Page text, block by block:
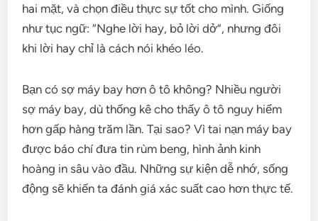
hai mặt, và chọn điều thực sự tốt cho mình. Giống
như tục ngữ: “Nghe lời hay, bỏ lời dở”, nhưng đôi
khi lời hay chỉ là cách nói khéo léo.
Bạn có sợ máy bay hơn ô tô không? Nhiều người
sợ máy bay, dù thống kê cho thấy ô tô nguy hiểm
hơn gấp hàng trăm lần. Tại sao? Vì tai nạn máy bay
được báo chí đưa tin rùm beng, hình ảnh kinh
hoàng in sâu vào đầu. Những sự kiện dễ nhớ, sống
động sẽ khiến ta đánh giá xác suất cao hơn thực tế.